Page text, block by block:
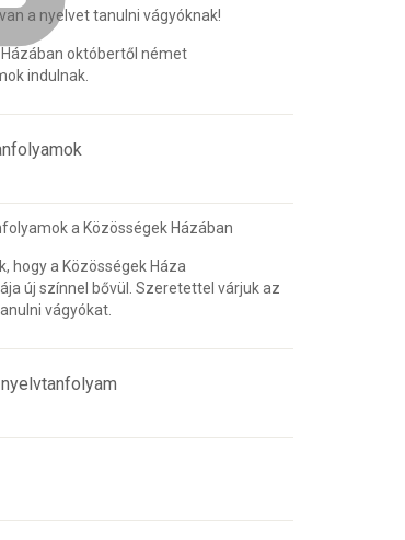
a nyelvet tanulni vágyóknak!
októbertől német
indulnak.
a Közösségek Házában
hogy a Közösségek Háza
új színnel bővül. Szeretettel várjuk az
vágyókat.